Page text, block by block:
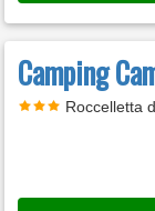
Camping
Roccelletta